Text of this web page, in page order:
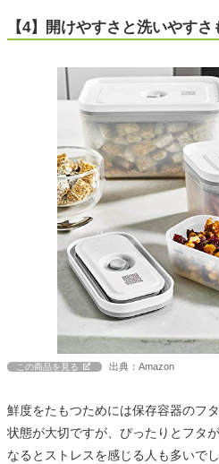
【4】開けやすさと洗いやすさ
この商品を見る 出典：Amazon
鮮度をたもつためには保存容器のフ
状態が大切ですが、ぴったりとフタ
なるとストレスを感じる人も多いでし